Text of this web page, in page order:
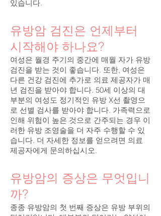
있습니다.
유방암 검진은 언제부터
시작해야 하나요?
여성은 월경 주기의 중간에 매월 자가 유방
검진을 받는 것이 좋습니다. 또한, 여성은
다른 건강 검진에 추가로 의료 제공자가 매
년 검진을 받아야 합니다. 50세 이상의 대
부분의 여성도 정기적인 유방 X선 촬영으
로 선별 검사를 받아야 합니다. 가족력으로
인해 위험이 높은 것으로 간주되는 경우 이
러한 유방 조영술을 더 자주 수행할 수 있
습니다. 더 자세한 정보를 얻으려면 의료
제공자에게 문의하십시오.
유방암의 증상은 무엇입니
까?
종종 유방암의 첫 번째 증상은 유방 부위의